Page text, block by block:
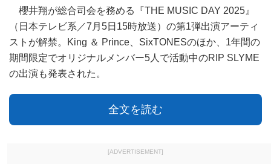
櫻井翔が総合司会を務める『THE MUSIC DAY 2025』
（日本テレビ系／7月5日15時放送）の第1弾出演アーティ
ストが解禁。King ＆ Prince、SixTONESのほか、1年間の
期間限定でオリジナルメンバー5人で活動中のRIP SLYME
の出演も発表された。
全文を読む
[ADVERTISEMENT]